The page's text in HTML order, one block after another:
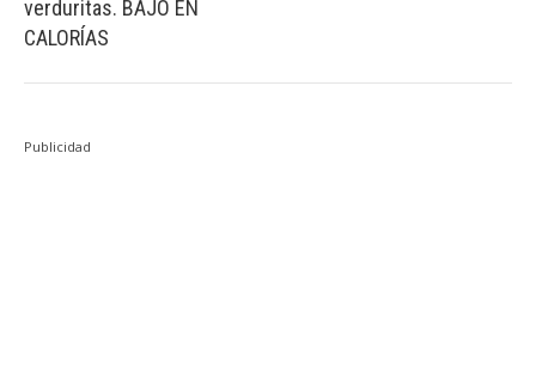
verduritas. BAJO EN
CALORÍAS
Publicidad